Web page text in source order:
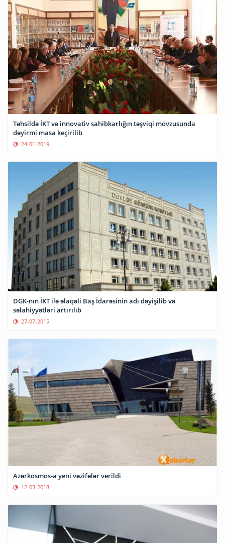
Təhsildə İKT və innovativ sahibkarlığın təşviqi mövzusunda
dəyirmi masa keçirilib
24-01-2019
DGK-nın İKT ilə əlaqəli Baş İdarəsinin adı dəyişilib və
səlahiyyətləri artırılıb
27-07-2015
Azərkosmos-a yeni vəzifələr verildi
12-03-2018